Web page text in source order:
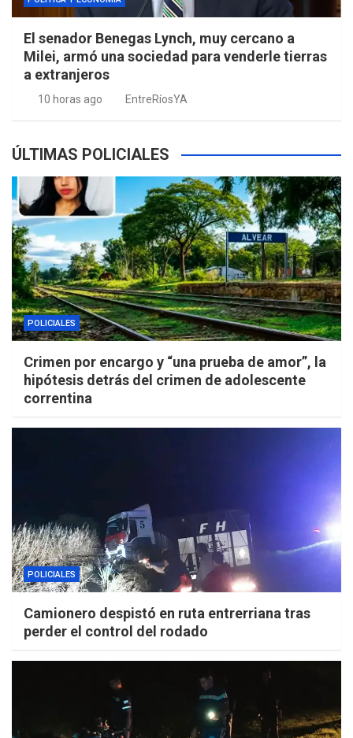
El senador Benegas Lynch, muy cercano a
Milei, armó una sociedad para venderle tierras
a extranjeros
10 horas ago EntreRíosYA
ÚLTIMAS POLICIALES
POLICIALES
Crimen por encargo y “una prueba de amor”, la
hipótesis detrás del crimen de adolescente
correntina
POLICIALES
Camionero despistó en ruta entrerriana tras
perder el control del rodado